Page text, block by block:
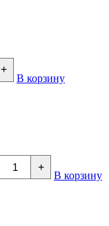
+
В корзину
+
В корзину